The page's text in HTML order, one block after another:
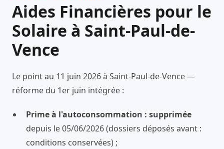
Aides Financières pour le
Solaire à Saint-Paul-de-
Vence
Le point au 11 juin 2026 à Saint-Paul-de-Vence —
réforme du 1er juin intégrée :
Prime à l'autoconsommation : supprimée
depuis le 05/06/2026 (dossiers déposés avant :
conditions conservées) ;